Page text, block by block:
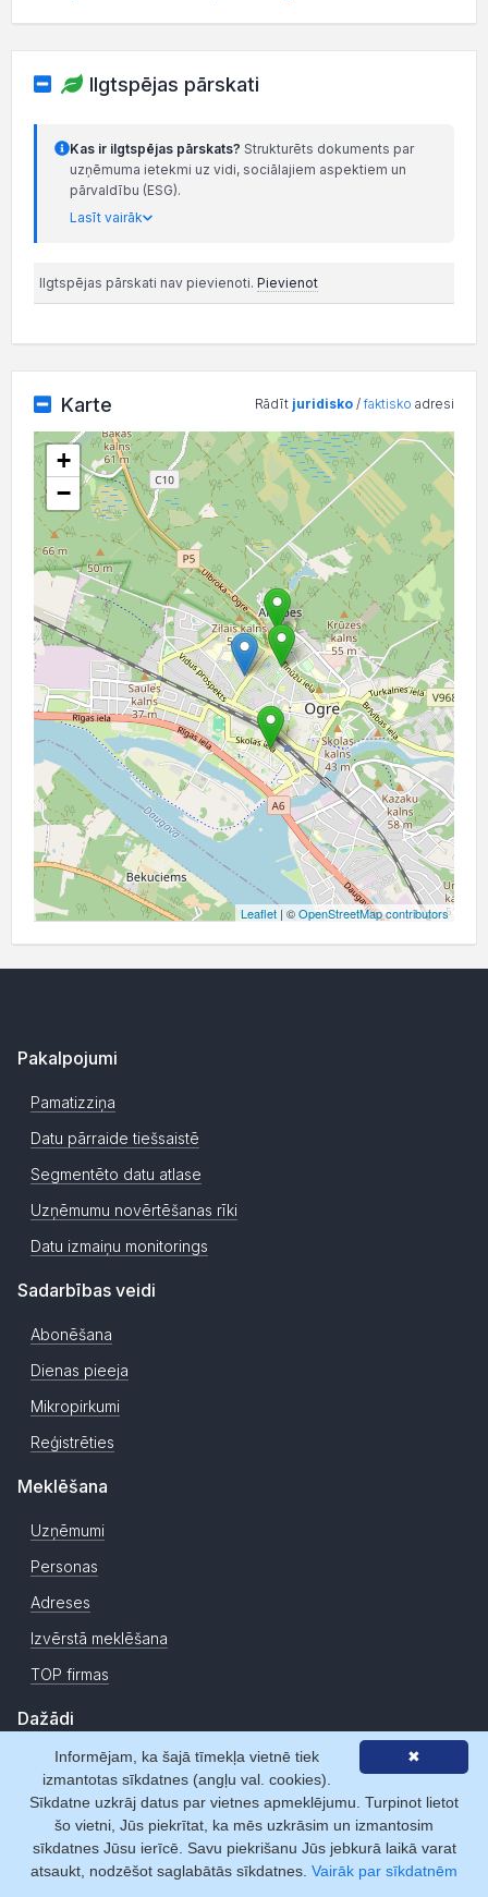
Ilgtspējas pārskati
Kas ir ilgtspējas pārskats? Strukturēts dokuments par
uzņēmuma ietekmi uz vidi, sociālajiem aspektiem un
pārvaldību (ESG).
Lasīt vairāk
Ilgtspējas pārskati nav pievienoti. Pievienot
Karte Rādīt juridisko /faktisko adresi
+
−
Leaflet | ©OpenStreetMap contributors
Pakalpojumi
Pamatizziņa
Datu pārraide tiešsaistē
Segmentēto datu atlase
Uzņēmumu novērtēšanas rīki
Datu izmaiņu monitorings
Sadarbības veidi
Abonēšana
Dienas pieeja
Mikropirkumi
Reģistrēties
Meklēšana
Uzņēmumi
Personas
Adreses
Izvērstā meklēšana
TOP firmas
Dažādi
Zemesgrāmata
CSDD
Jauni uzņēmumi
Ziņas
✖
Informējam, ka šajā tīmekļa vietnē tiek
izmantotas sīkdatnes (angļu val. cookies).
Sīkdatne uzkrāj datus par vietnes apmeklējumu. Turpinot lietot
šo vietni, Jūs piekrītat, ka mēs uzkrāsim un izmantosim
sīkdatnes Jūsu ierīcē. Savu piekrišanu Jūs jebkurā laikā varat
atsaukt, nodzēšot saglabātās sīkdatnes. Vairāk par sīkdatnēm